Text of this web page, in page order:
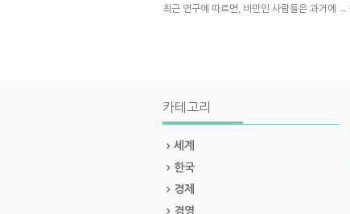
최근 연구에 따르면, 비만인 사람들은 과거에
→
카테고리
세계
한국
경제
경영